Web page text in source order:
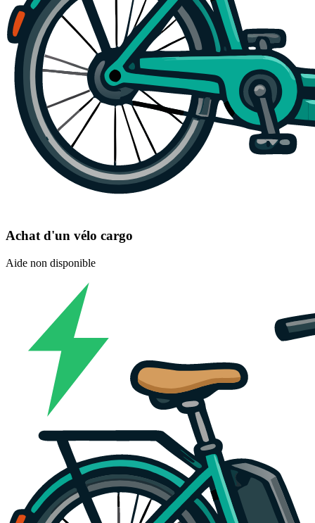
Achat d'un vélo cargo
Aide non disponible